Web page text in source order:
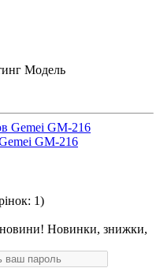
Модель
GM-216
1)
новини! Новинки, знижки,